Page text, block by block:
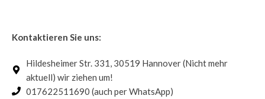
Kontaktieren Sie uns:
Hildesheimer Str. 331, 30519 Hannover (Nicht mehr
aktuell) wir ziehen um!
017622511690 (auch per WhatsApp)